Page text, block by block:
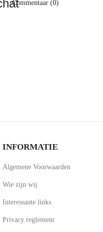
Commentaar (0)
INFORMATIE
Algemene Voorwaarden
Wie zijn wij
Interessante links
Privacy reglement